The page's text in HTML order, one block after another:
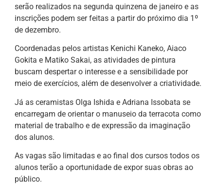
serão realizados na segunda quinzena de janeiro e as
inscrições podem ser feitas a partir do próximo dia 1º
de dezembro.
Coordenadas pelos artistas Kenichi Kaneko, Aiaco
Gokita e Matiko Sakai, as atividades de pintura
buscam despertar o interesse e a sensibilidade por
meio de exercícios, além de desenvolver a criatividade.
Já as ceramistas Olga Ishida e Adriana Issobata se
encarregam de orientar o manuseio da terracota como
material de trabalho e de expressão da imaginação
dos alunos.
As vagas são limitadas e ao final dos cursos todos os
alunos terão a oportunidade de expor suas obras ao
público.